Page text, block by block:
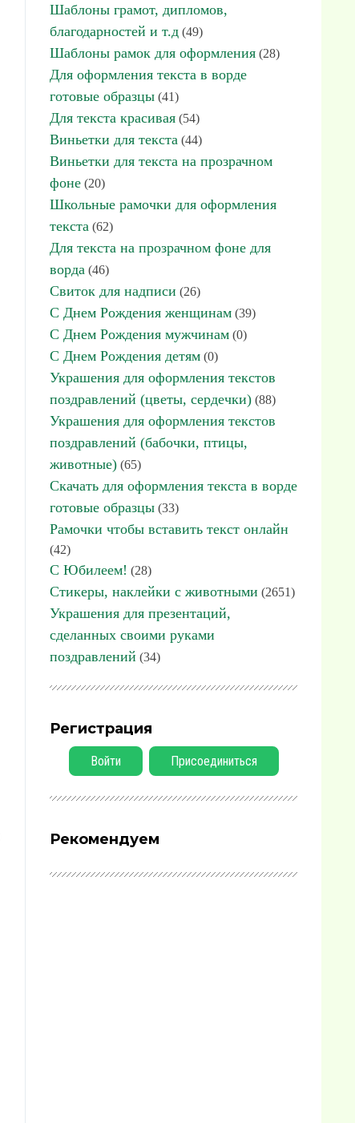
Шаблоны грамот, дипломов,
благодарностей и т.д (49)
Шаблоны рамок для оформления (28)
Для оформления текста в ворде
готовые образцы (41)
Для текста красивая (54)
Виньетки для текста (44)
Виньетки для текста на прозрачном
фоне (20)
Школьные рамочки для оформления
текста (62)
Для текста на прозрачном фоне для
ворда (46)
Свиток для надписи (26)
С Днем Рождения женщинам (39)
С Днем Рождения мужчинам (0)
С Днем Рождения детям (0)
Украшения для оформления текстов
поздравлений (цветы, сердечки) (88)
Украшения для оформления текстов
поздравлений (бабочки, птицы,
животные) (65)
Скачать для оформления текста в ворде
готовые образцы (33)
Рамочки чтобы вставить текст онлайн
(42)
С Юбилеем! (28)
Стикеры, наклейки с животными (2651)
Украшения для презентаций,
сделанных своими руками
поздравлений (34)
Регистрация
Войти Присоединиться
Рекомендуем